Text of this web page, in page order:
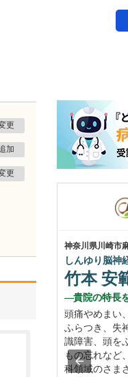
更
加
更
神奈川県川崎市
しんゆり脳神
竹本 安
貴院の特長
頭痛やめまい
ふらつき、失
識障害、頭を
もの忘れなど
科領域のさま